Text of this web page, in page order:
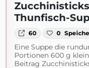
Thunfisch-
60 0
Eine Suppe die
Portionen 600 g
Beitrag